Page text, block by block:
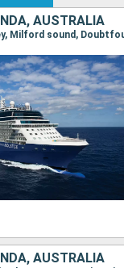
AUSTRALIA
AUSTRALIA